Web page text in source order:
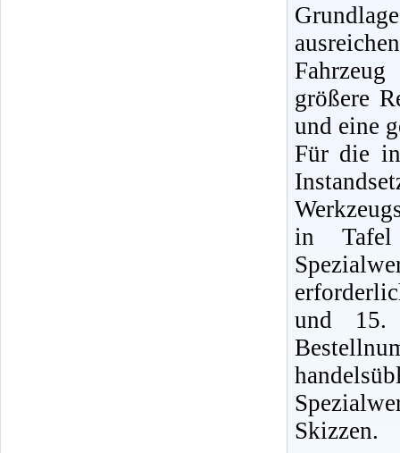
größere
und eine
Für die in
in Tafel
und 15.
Skizzen.